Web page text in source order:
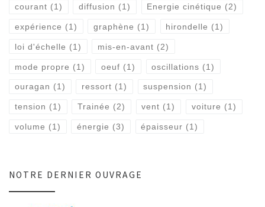
courant (1) diffusion (1) Energie cinétique (2)
expérience (1) graphène (1) hirondelle (1)
loi d'échelle (1) mis-en-avant (2)
mode propre (1) oeuf (1) oscillations (1)
ouragan (1) ressort (1) suspension (1)
tension (1) Trainée (2) vent (1) voiture (1)
volume (1) énergie (3) épaisseur (1)
NOTRE DERNIER OUVRAGE